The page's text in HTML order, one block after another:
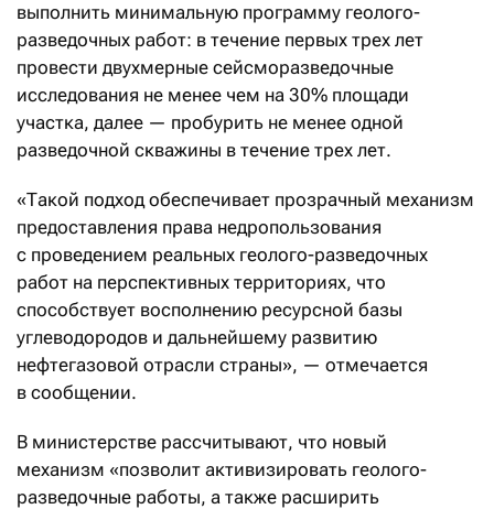
выполнить минимальную программу геолого-
разведочных работ: в течение первых трех лет
провести двухмерные сейсморазведочные
исследования не менее чем на 30% площади
участка, далее — пробурить не менее одной
разведочной скважины в течение трех лет.
«Такой подход обеспечивает прозрачный механизм
предоставления права недропользования
с проведением реальных геолого-разведочных
работ на перспективных территориях, что
способствует восполнению ресурсной базы
углеводородов и дальнейшему развитию
нефтегазовой отрасли страны», — отмечается
в сообщении.
В министерстве рассчитывают, что новый
механизм «позволит активизировать геолого-
разведочные работы, а также расширить